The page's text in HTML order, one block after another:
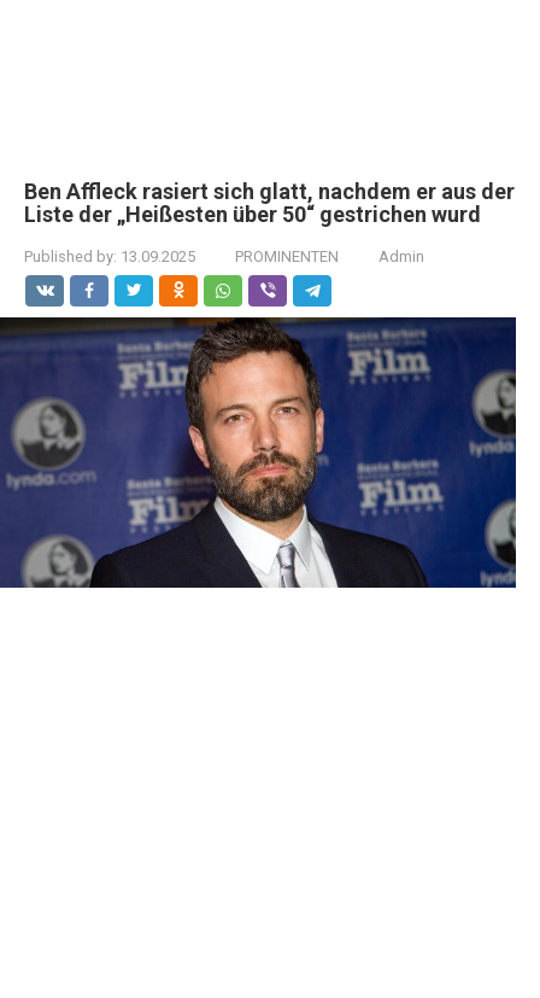
Ben Affleck rasiert sich glatt, nachdem er aus der
Liste der „Heißesten über 50“ gestrichen wurd
Published by: 13.09.2025 PROMINENTEN Admin